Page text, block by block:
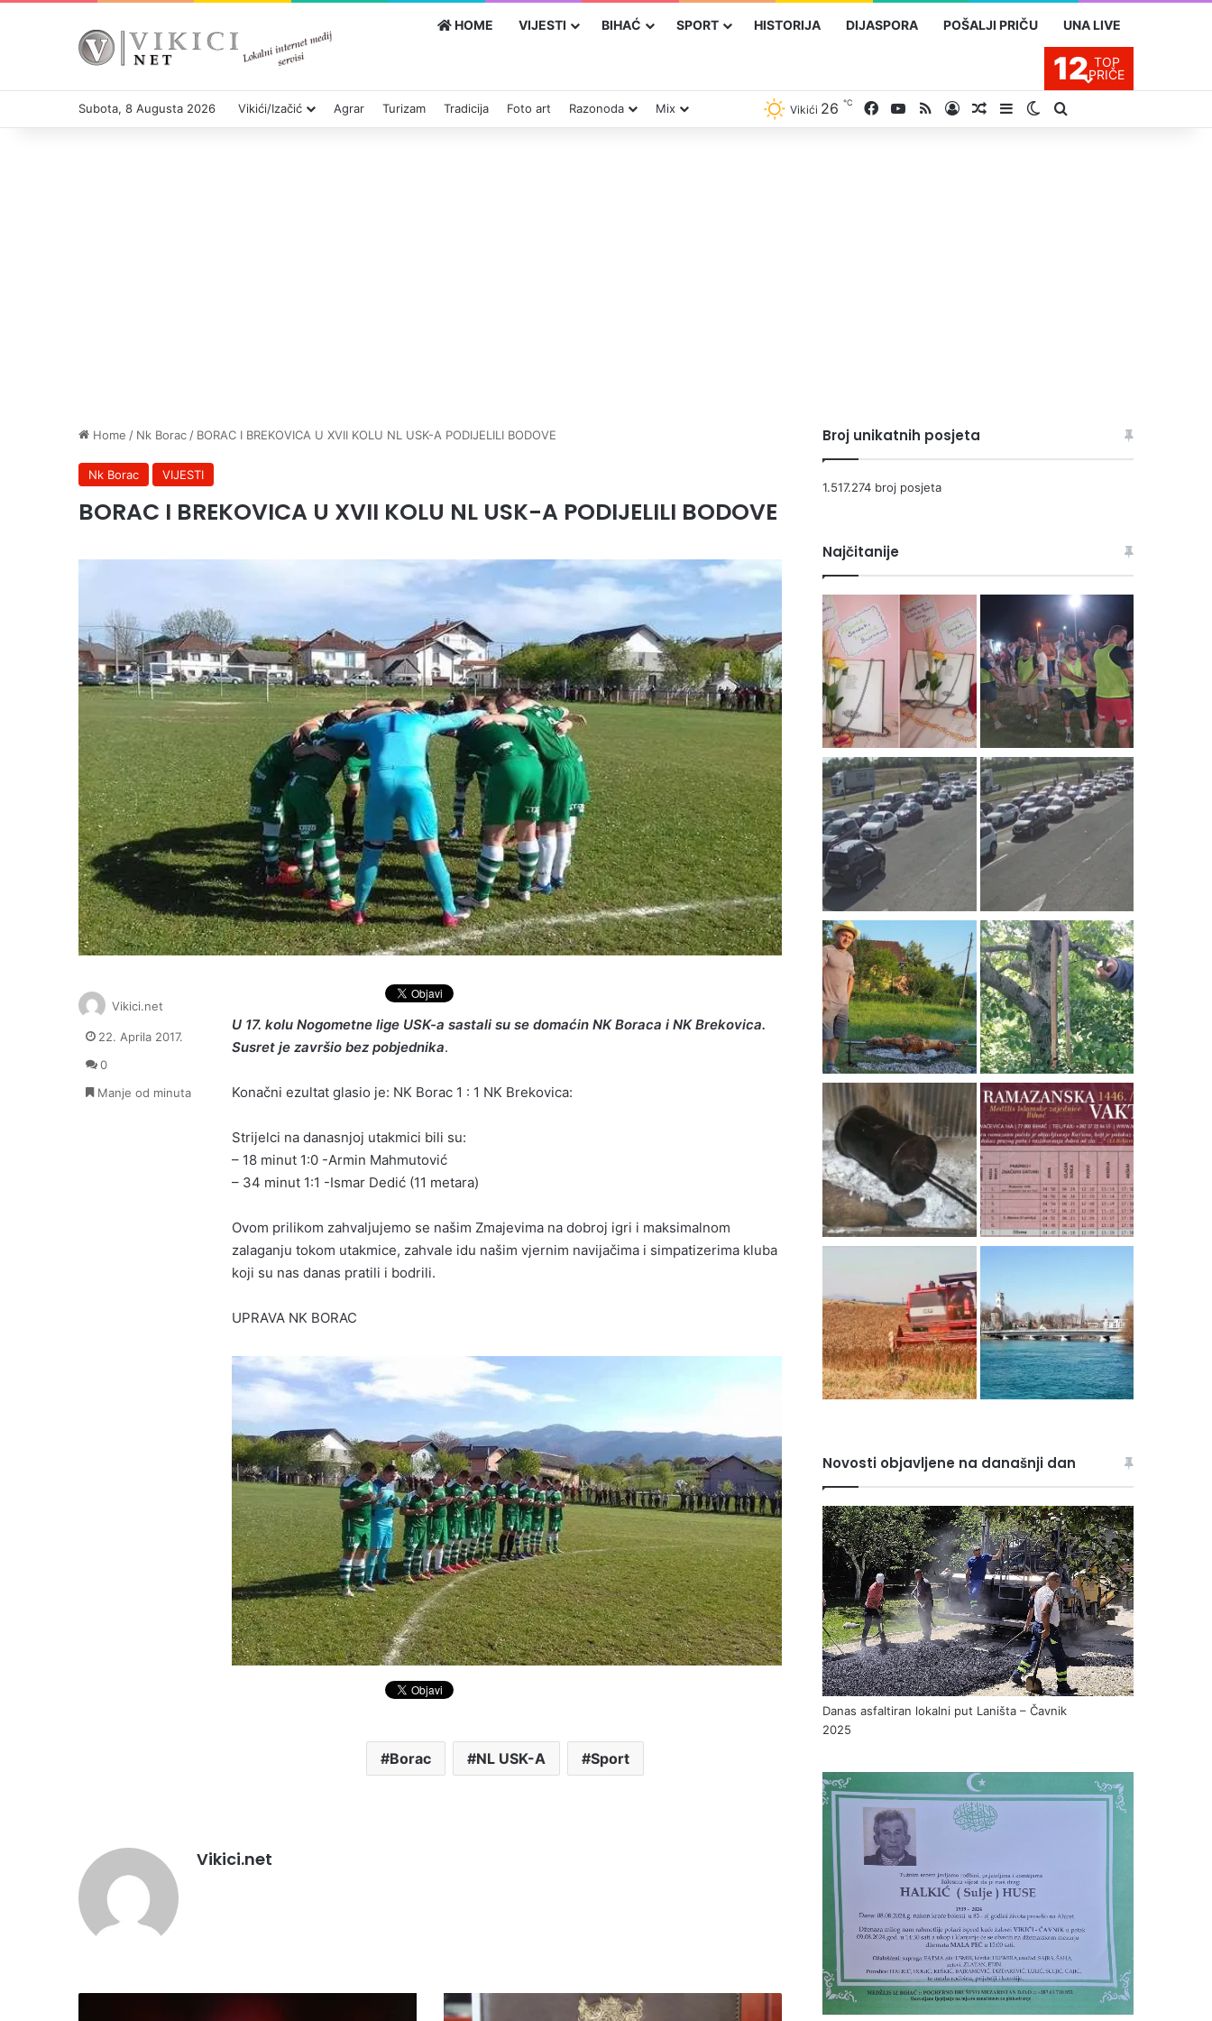
HOME VIJESTI BIHAĆ SPORT HISTORIJA DIJASPORA POŠALJI PRIČU UNA LIVE
12 TOP
PRIČE
Subota, 8 Augusta 2026 Vikići/Izačić Agrar Turizam Tradicija Foto art Razonoda Mix Vikići 26 ℃ Facebook
YouTube
RSS Prijavite se
Slučajan proizvod
SidebarSwitch skin
Home / Nk Borac / BORAC I BREKOVICA U XVII KOLU NL USK-A PODIJELILI BODOVE
Nk Borac VIJESTI
BORAC I BREKOVICA U XVII KOLU NL USK-A PODIJELILI BODOVE
U 17. kolu Nogometne lige USK-a sastali su se domaćin NK Boraca i NK Brekovica.
Susret je završio bez pobjednika.
Konačni ezultat glasio je: NK Borac 1 : 1 NK Brekovica:
Strijelci na danasnjoj utakmici bili su:
– 18 minut 1:0 -Armin Mahmutović
– 34 minut 1:1 -Ismar Dedić (11 metara)
Ovom prilikom zahvaljujemo se našim Zmajevima na dobroj igri i maksimalnom
zalaganju tokom utakmice, zahvale idu našim vjernim navijačima i simpatizerima kluba
koji su nas danas pratili i bodrili.
UPRAVA NK BORAC
Borac NL USK-A Sport
Vikici.net
22. Aprila 2017.
0
Manje od minuta
Vikici.net
I
Broj unikatnih posjeta
1.517.274 broj posjeta
Najčitanije
Novosti objavljene na današnji dan
Danas asfaltiran lokalni put Laništa – Čavnik
2025